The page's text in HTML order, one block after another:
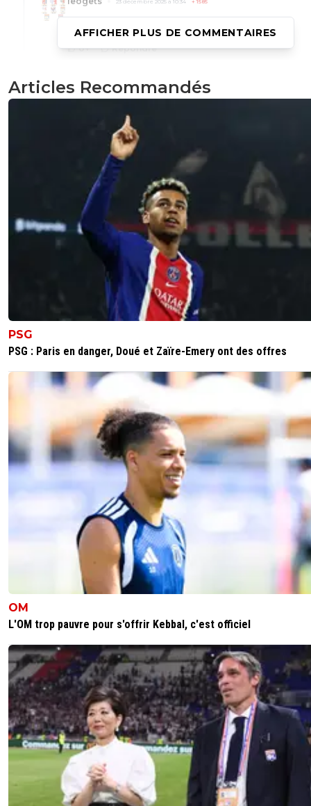
0+ Répondre
Mbappé à eût un comportement de fils de
vitinha, comme avec bakker et d'autres, tu ne
connais absolument pas le PSG ni la petite
Bondy
+
leogets 24 décembre 2025 à 8:00
blablabla pourquoi tu le connaitrais mieux que
es parisien et tu n'es pas objectif pour le coup
que vous ne pouvez plu le pifré
Répondre
23 décembre 2025 à 10:13 353
Nul n'est indispensable dans le PSG de Luis Enriqué
parissaintgermain 22 décembre 2025 à 20:16
L'agent voit sa commission s'il y a un transfert pas
l'interet du joueur
2+ Répondre
22 décembre 2025 à 18:34 +20
Ça ne restera qu'un rêve pour le Real
heureusement pour le psg, qu'il continue avec Mboulard
Répondre
Kvaracadabra 22 décembre 2025 à 15:58
Ce serait un drame mais il n'a aucune raison de partir
Répondre
leogets 22 décembre 2025 à 16:41 +1585
si un club de reve pour lui
0+ Répondre
sportif-99 23 décembre 2025 à 10:16 + 353
Et un club en pur déclin .
0+ Répondre
leogets 23 décembre 2025 à 10:33 1585
AFFICHER PLUS DE COMMENTAIRES
Articles Recommandés
PSG
PSG : Paris en danger, Doué et Zaïre-Emery ont des offres
OM
L'OM trop pauvre pour s'offrir Kebbal, c'est officiel